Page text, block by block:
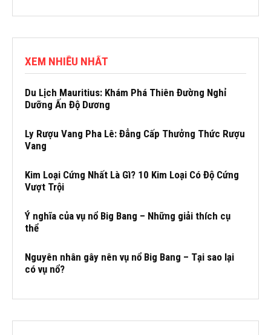
XEM NHIỀU NHẤT
Du Lịch Mauritius: Khám Phá Thiên Đường Nghỉ
Dưỡng Ấn Độ Dương
Ly Rượu Vang Pha Lê: Đẳng Cấp Thưởng Thức Rượu
Vang
Kim Loại Cứng Nhất Là Gì? 10 Kim Loại Có Độ Cứng
Vượt Trội
Ý nghĩa của vụ nổ Big Bang – Những giải thích cụ
thể
Nguyên nhân gây nên vụ nổ Big Bang – Tại sao lại
có vụ nổ?